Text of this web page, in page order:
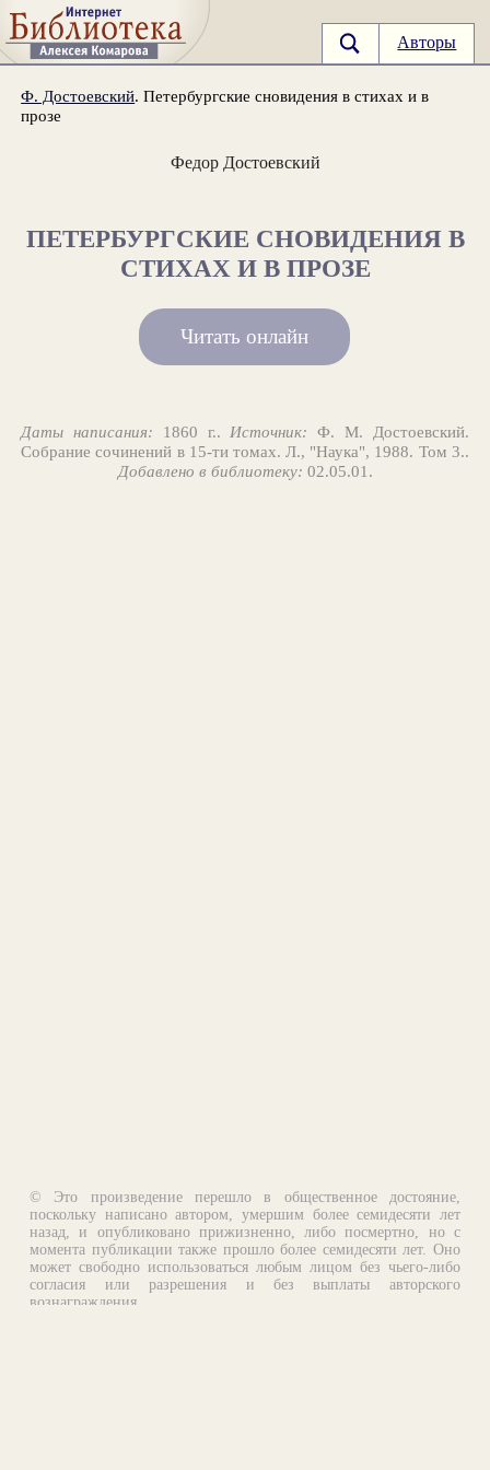
Авторы
Ф. Достоевский. Петербургские сновидения в стихах и в
прозе
Федор Достоевский
ПЕТЕРБУРГСКИЕ СНОВИДЕНИЯ В
СТИХАХ И В ПРОЗЕ
Читать онлайн
Даты написания: 1860 г..Источник: Ф. М. Достоевский.
Собрание сочинений в 15-ти томах. Л., "Наука", 1988. Том 3..
Добавлено в библиотеку: 02.05.01.
© Это произведение перешло в общественное достояние,
поскольку написано автором, умершим более семидесяти лет
назад, и опубликовано прижизненно, либо посмертно, но с
момента публикации также прошло более семидесяти лет. Оно
может свободно использоваться любым лицом без чьего-либо
согласия или разрешения и без выплаты авторского
вознаграждения.